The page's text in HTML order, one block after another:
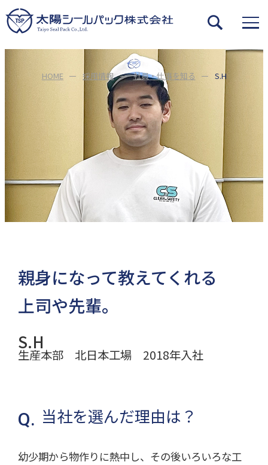
HOME 採用情報 社員・仕事を知る S.H
親身になって教えてくれる
上司や先輩。
S.H
生産本部 北日本工場 2018年入社
当社を選んだ理由は？
幼少期から物作りに熱中し、その後いろいろな工